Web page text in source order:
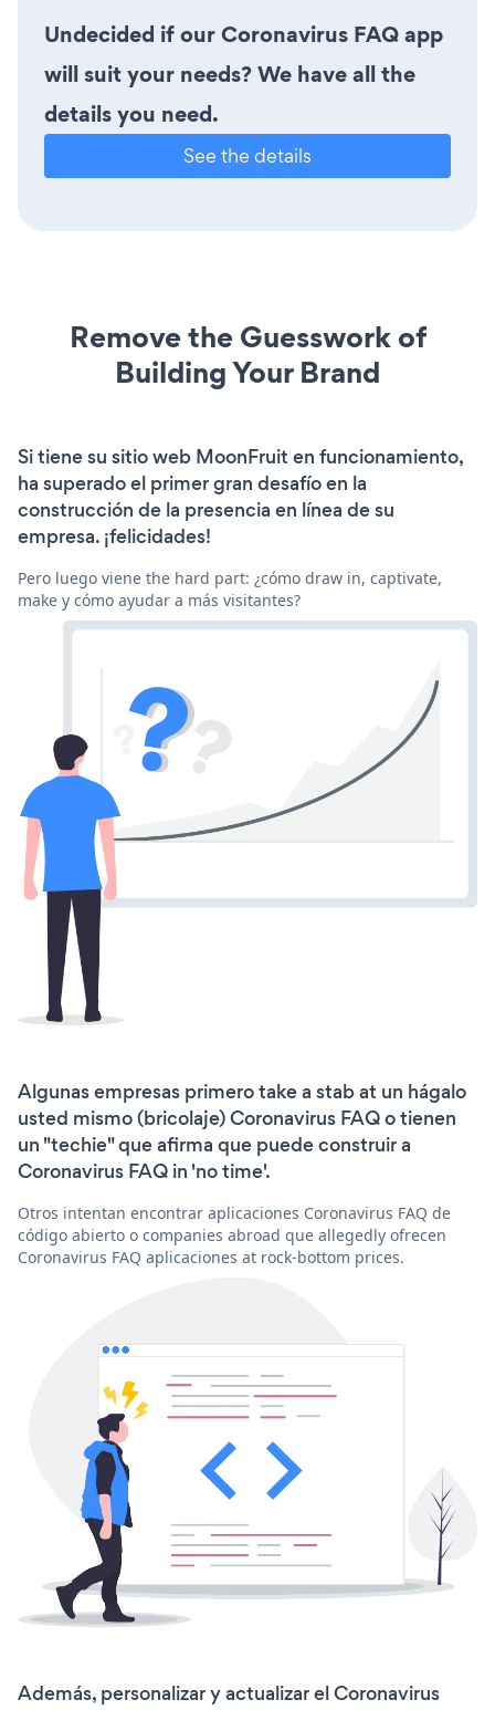
Undecided if our Coronavirus FAQ app
will suit your needs? We have all the
details you need.
See the details
Remove the Guesswork of
Building Your Brand
Si tiene su sitio web MoonFruit en funcionamiento,
ha superado el primer gran desafío en la
construcción de la presencia en línea de su
empresa. ¡felicidades!
Pero luego viene the hard part: ¿cómo draw in, captivate,
make y cómo ayudar a más visitantes?
Algunas empresas primero take a stab at un hágalo
usted mismo (bricolaje) Coronavirus FAQ o tienen
un "techie" que afirma que puede construir a
Coronavirus FAQ in 'no time'.
Otros intentan encontrar aplicaciones Coronavirus FAQ de
código abierto o companies abroad que allegedly ofrecen
Coronavirus FAQ aplicaciones at rock-bottom prices.
Además, personalizar y actualizar el Coronavirus